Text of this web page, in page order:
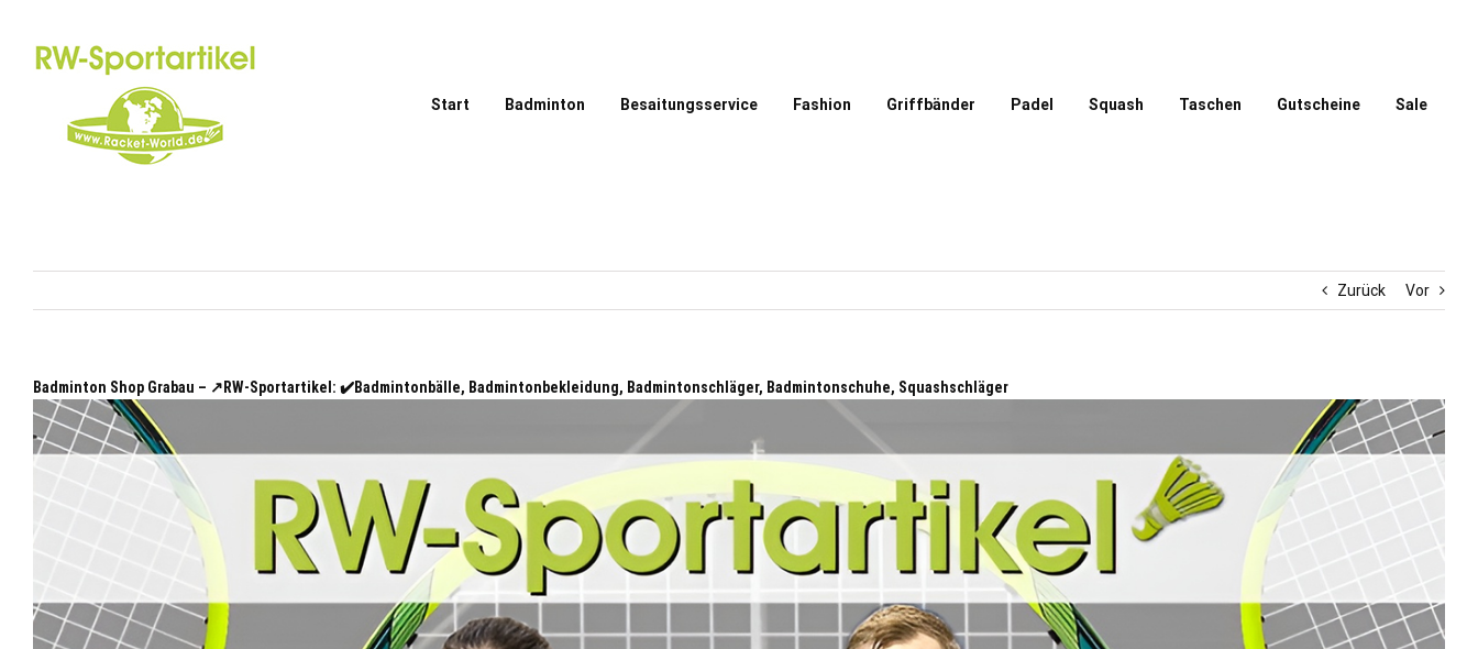
springen
Start Badminton Besaitungsservice Fashion Griffbänder Padel Squash Taschen Gutscheine Sale
Zurück Vor
Badminton Shop Grabau – ↗️RW-Sportartikel: ✔️Badmintonbälle, Badmintonbekleidung, Badmintonschläger, Badmintonschuhe, Squashschläger